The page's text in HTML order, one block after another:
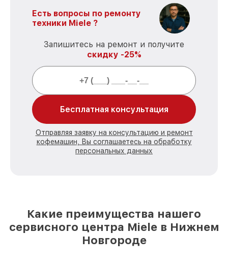
Есть вопросы по ремонту
техники Miele ?
Запишитесь на ремонт и получите
скидку -25%
Бесплатная консультация
Отправляя заявку на консультацию и ремонт
кофемашин, Вы соглашаетесь на обработку
персональных данных
Какие преимущества нашего
сервисного центра Miele в Нижнем
Новгороде